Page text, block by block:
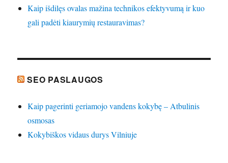
Kaip išdilęs ovalas mažina technikos efektyvumą ir kuo
gali padėti kiaurymių restauravimas?
SEO PASLAUGOS
Kaip pagerinti geriamojo vandens kokybę – Atbulinis
osmosas
Kokybiškos vidaus durys Vilniuje